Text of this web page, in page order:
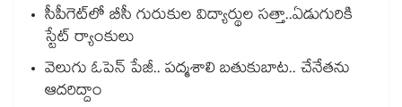
సీపీగెట్‌‌‌‌‌‌‌‌‌‌‌‌‌‌‌‌లో బీసీ గురుకుల విద్యార్థుల సత్తా..ఏడుగురికి
స్టేట్‌‌‌‌‌‌‌‌‌‌‌‌‌‌‌‌ ర్యాంకులు
వెలుగు ఓపెన్ పేజీ.. పద్మశాలి బతుకుబాట.. చేనేతను
ఆదరిద్దాం